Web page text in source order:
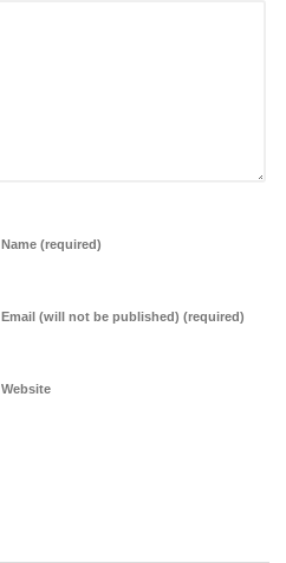
Name (required)
Email (will not be published) (required)
Website